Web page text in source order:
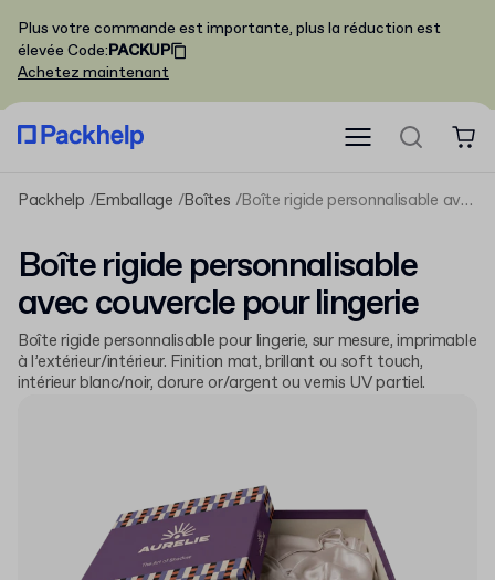
Plus votre commande est importante, plus la réduction est
élevée Code:PACKUP
Achetez maintenant
Packhelp Emballage Boîtes Boîte rigide personnalisable avec couvercle pour lingerie
Boîte rigide personnalisable
avec couvercle pour lingerie
Boîte rigide personnalisable pour lingerie, sur mesure, imprimable
à l’extérieur/intérieur. Finition mat, brillant ou soft touch,
intérieur blanc/noir, dorure or/argent ou vernis UV partiel.